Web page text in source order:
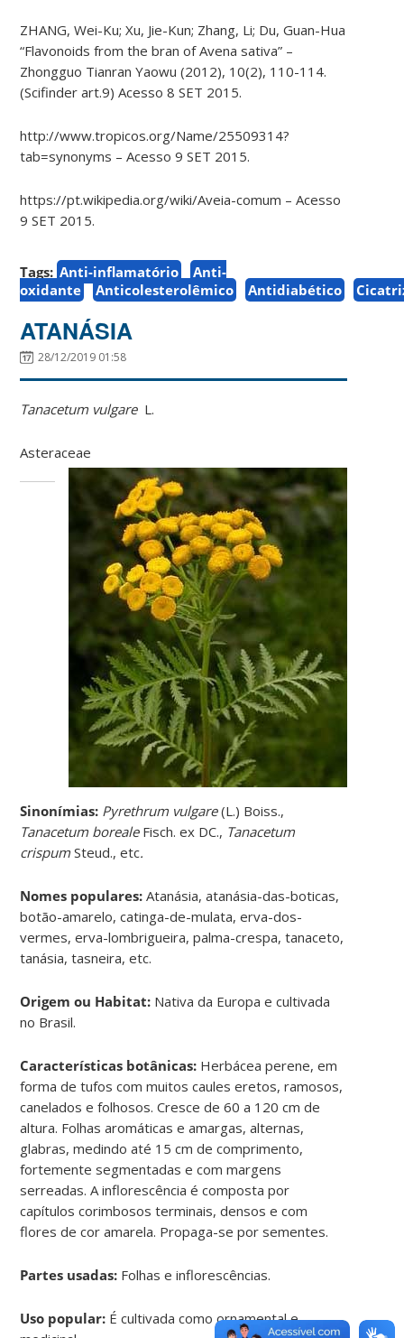
ZHANG, Wei-Ku; Xu, Jie-Kun; Zhang, Li; Du, Guan-Hua
“Flavonoids from the bran of Avena sativa” –
Zhongguo Tianran Yaowu (2012), 10(2), 110-114.
(Scifinder art.9) Acesso 8 SET 2015.
http://www.tropicos.org/Name/25509314?
tab=synonyms – Acesso 9 SET 2015.
https://pt.wikipedia.org/wiki/Aveia-comum – Acesso
9 SET 2015.
Tags: Anti-inflamatório
Anti-
oxidante
Anticolesterolêmico Antidiabético
ATANÁSIA
28/12/2019 01:58
Tanacetum vulgare L.
Asteraceae
Sinonímias: Pyrethrum vulgare(L.) Boiss.,
Tanacetum borealeFisch. ex DC., Tanacetum
crispum Steud., etc.
Nomes populares:Atanásia, atanásia-das-boticas,
botão-amarelo, catinga-de-mulata, erva-dos-
vermes, erva-lombrigueira, palma-crespa, tanaceto,
tanásia, tasneira, etc.
Origem ou Habitat: Nativa da Europa e cultivada
no Brasil.
Características botânicas: Herbácea perene, em
forma de tufos com muitos caules eretos, ramosos,
canelados e folhosos. Cresce de 60 a 120 cm de
altura. Folhas aromáticas e amargas, alternas,
glabras, medindo até 15 cm de comprimento,
fortemente segmentadas e com margens
serreadas. A inflorescência é composta por
capítulos corimbosos terminais, densos e com
flores de cor amarela. Propaga-se por sementes.
Partes usadas: Folhas e inflorescências.
Uso popular: É cultivada como ornamental e